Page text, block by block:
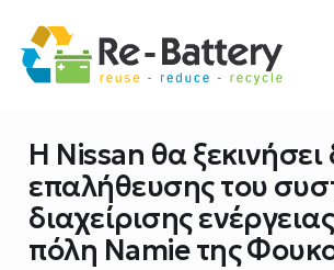
Η Nissan θα ξεκινήσει
επαλήθευσης του
διαχείρισης
πόλη Namie της